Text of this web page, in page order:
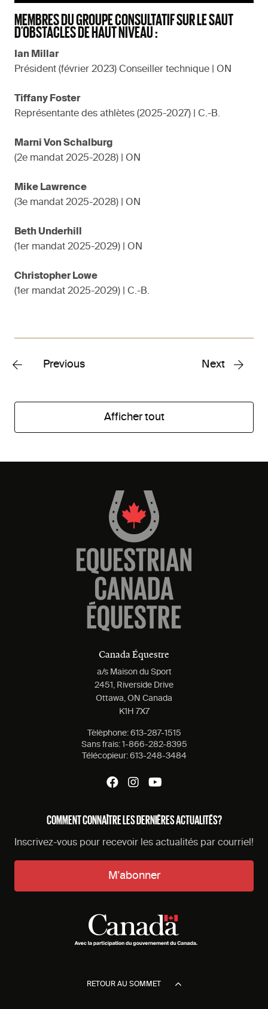
MEMBRES DU GROUPE CONSULTATIF SUR LE SAUT
D’OBSTACLES DE HAUT NIVEAU :
Ian Millar
Président (février 2023) Conseiller technique | ON
Tiffany Foster
Représentante des athlètes (2025-2027) | C.-B.
Marni Von Schalburg
(2e mandat 2025-2028) | ON
Mike Lawrence
(3e mandat 2025-2028) | ON
Beth Underhill
(1er mandat 2025-2029) | ON
Christopher Lowe
(1er mandat 2025-2029) | C.-B.
Previous Next
Afficher tout
Canada Équestre
a/s Maison du Sport
2451, Riverside Drive
Ottawa, ON Canada
K1H 7X7
Tèlèphone: 613-287-1515
Sans frais: 1-866-282-8395
Télécopieur: 613-248-3484
COMMENT CONNAÎTRE LES DERNIÈRES ACTUALITÉS?
Inscrivez-vous pour recevoir les actualités par courriel!
M'abonner
RETOUR AU SOMMET